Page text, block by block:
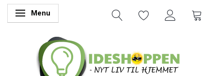
Skifte navigation
Menu